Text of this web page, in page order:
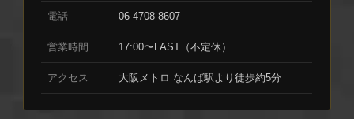
電話 06-4708-8607
営業時間 17:00〜LAST（不定休）
アクセス 大阪メトロ なんば駅より徒歩約5分